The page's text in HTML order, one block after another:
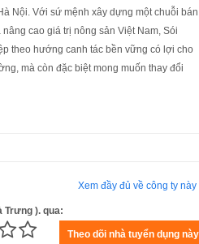
Nội. Với sứ mệnh xây dựng một chuỗi bán
cao giá trị nông sản Việt Nam, Sói
theo hướng canh tác bền vững có lợi cho
mà còn đặc biệt mong muốn thay đổi
Xem đầy đủ về công ty này
Trưng ). qua: